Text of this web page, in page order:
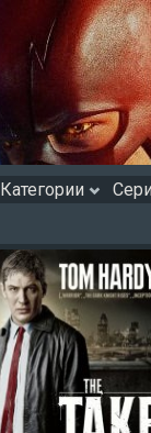
Категории